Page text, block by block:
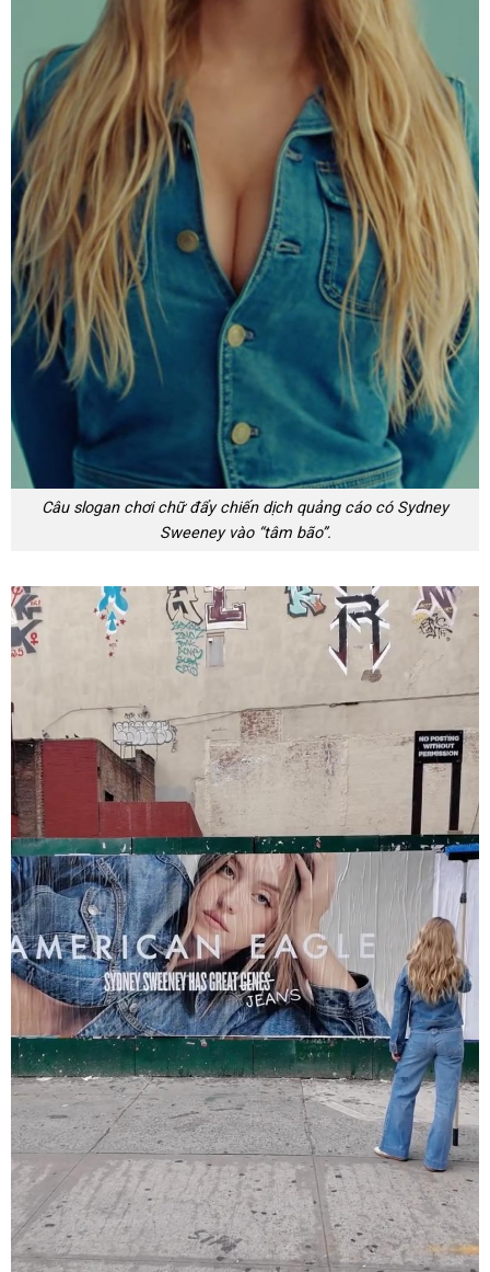
Câu slogan chơi chữ đẩy chiến dịch quảng cáo có Sydney
Sweeney vào “tâm bão”.